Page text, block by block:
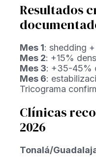
Resultados
Mes 1: shedding
Mes 2: +15%
Mes 3: +35-45%
Mes 6:
Tricograma
Clínicas
2026
Tonalá/